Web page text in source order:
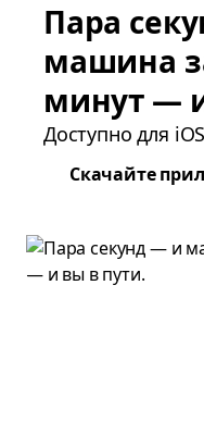
Пара
машина
минут —
Доступно для
Скачайте